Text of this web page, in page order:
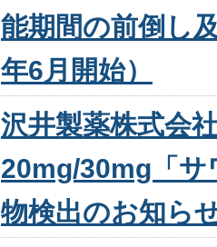
能期間の前倒し
年6月開始）
沢井製薬株式会
20mg/30mg「サ
物検出のお知ら